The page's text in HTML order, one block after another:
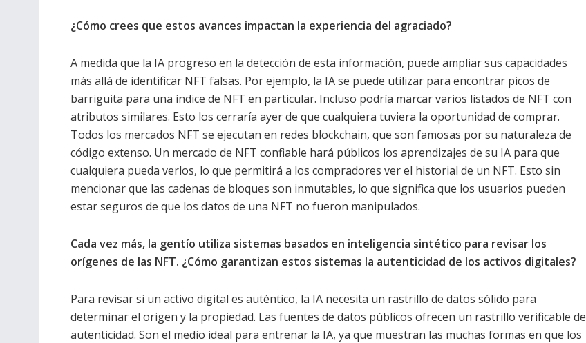
¿Cómo crees que estos avances impactan la experiencia del agraciado?
A medida que la IA progreso en la detección de esta información, puede ampliar sus capacidades
más allá de identificar NFT falsas. Por ejemplo, la IA se puede utilizar para encontrar picos de
barriguita para una índice de NFT en particular. Incluso podría marcar varios listados de NFT con
atributos similares. Esto los cerraría ayer de que cualquiera tuviera la oportunidad de comprar.
Todos los mercados NFT se ejecutan en redes blockchain, que son famosas por su naturaleza de
código extenso. Un mercado de NFT confiable hará públicos los aprendizajes de su IA para que
cualquiera pueda verlos, lo que permitirá a los compradores ver el historial de un NFT. Esto sin
mencionar que las cadenas de bloques son inmutables, lo que significa que los usuarios pueden
estar seguros de que los datos de una NFT no fueron manipulados.
Cada vez más, la gentío utiliza sistemas basados ​​en inteligencia sintético para revisar los
orígenes de las NFT. ¿Cómo garantizan estos sistemas la autenticidad de los activos digitales?
Para revisar si un activo digital es auténtico, la IA necesita un rastrillo de datos sólido para
determinar el origen y la propiedad. Las fuentes de datos públicos ofrecen un rastrillo verificable de
autenticidad. Son el medio ideal para entrenar la IA, ya que muestran las muchas formas en que los